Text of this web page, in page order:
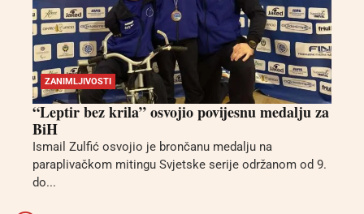
ZANIMLJIVOSTI
“Leptir bez krila” osvojio povijesnu medalju za
BiH
Ismail Zulfić osvojio je brončanu medalju na
paraplivačkom mitingu Svjetske serije održanom od 9.
do...